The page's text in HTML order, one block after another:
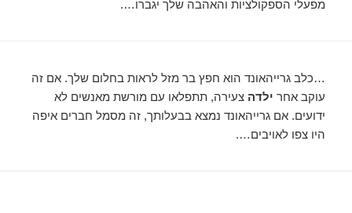
מפעלי הספקולציות והאהבה שלך יגברו….
…כלב גרייהאונד הוא חפץ בר מזל לראות בחלום שלך. אם זה
עוקב אחר ילדה צעירה, תתפלאו עם מורשת מאנשים לא
ידועים. אם גרייהאונד נמצא בבעלותך, זה מסמל חברים איפה
היו צפו לאויבים….